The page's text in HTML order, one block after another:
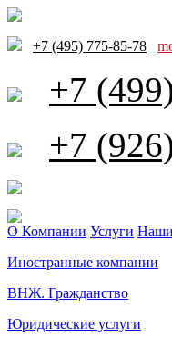
+7 (495) 775-85-78
+7
+7
О Компании Услуги
Иностранные компании
ВНЖ. Гражданство
Юридические услуги